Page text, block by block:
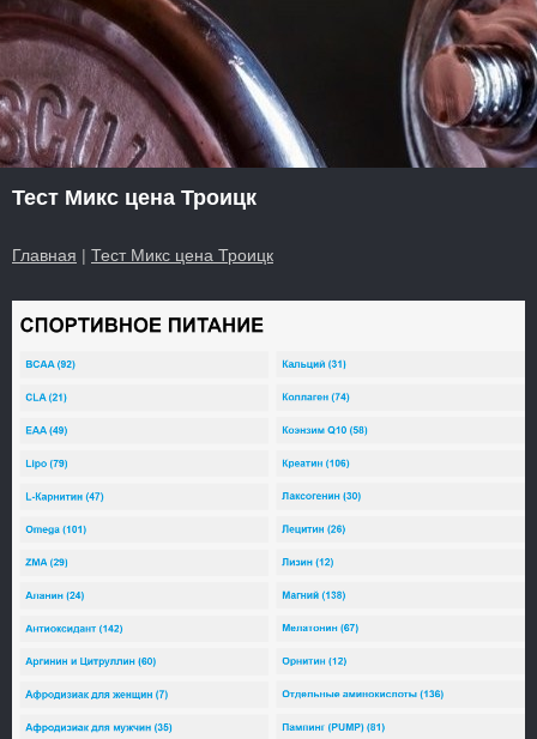
Тест Микс цена Троицк
Главная | Тест Микс цена Троицк